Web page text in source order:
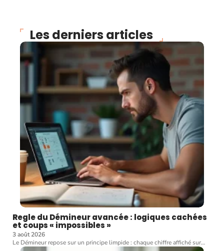
Les derniers articles
Regle du Démineur avancée : logiques cachées
et coups « impossibles »
3 août 2026
Le Démineur repose sur un principe limpide : chaque chiffre affiché sur…